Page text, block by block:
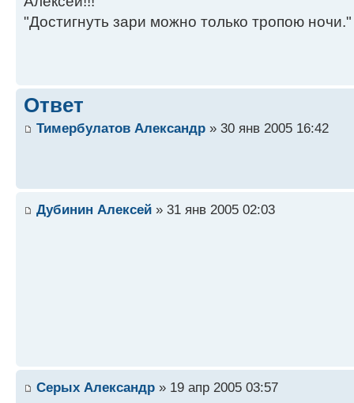
"Достигнуть зари можно только тропою ночи."
Ответ
Тимербулатов Александр » 30 янв 2005 16:42
Дубинин Алексей » 31 янв 2005 02:03
Серых Александр » 19 апр 2005 03:57